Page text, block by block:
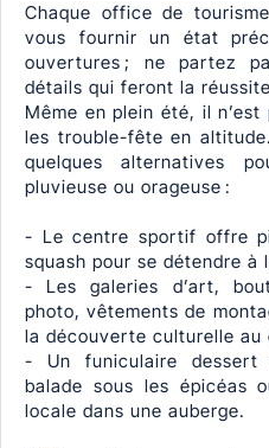
Chaque office de
vous fournir un état
ouvertures ; ne partez
détails qui feront la
Même en plein été, il
les trouble-fête en
quelques alternatives
pluvieuse ou orageuse :
- Le centre sportif offre
squash pour se détendre à
- Les galeries d’art,
photo, vêtements de
la découverte culturelle au
- Un funiculaire dessert
balade sous les épicéas
locale dans une auberge.